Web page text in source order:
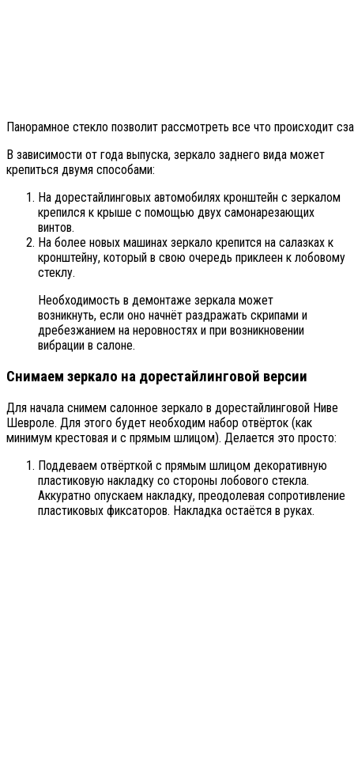
Панорамное стекло позволит рассмотреть все что происходит
В зависимости от года выпуска, зеркало заднего вида может
крепиться двумя способами:
На дорестайлинговых автомобилях кронштейн с зеркалом
крепился к крыше с помощью двух самонарезающих
винтов.
На более новых машинах зеркало крепится на салазках к
кронштейну, который в свою очередь приклеен к лобовому
стеклу.
Необходимость в демонтаже зеркала может
возникнуть, если оно начнёт раздражать скрипами и
дребезжанием на неровностях и при возникновении
вибрации в салоне.
Снимаем зеркало на дорестайлинговой версии
Для начала снимем салонное зеркало в дорестайлинговой Ниве
Шевроле. Для этого будет необходим набор отвёрток (как
минимум крестовая и с прямым шлицом). Делается это просто:
Поддеваем отвёрткой с прямым шлицом декоративную
пластиковую накладку со стороны лобового стекла.
Аккуратно опускаем накладку, преодолевая сопротивление
пластиковых фиксаторов. Накладка остаётся в руках.